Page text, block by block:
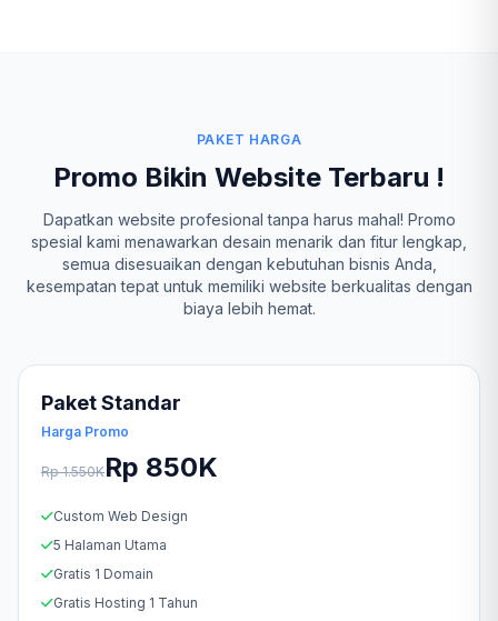
PAKET HARGA
Promo Bikin Website Terbaru !
Dapatkan website profesional tanpa harus mahal! Promo
spesial kami menawarkan desain menarik dan fitur lengkap,
semua disesuaikan dengan kebutuhan bisnis Anda,
kesempatan tepat untuk memiliki website berkualitas dengan
biaya lebih hemat.
Paket Standar
Harga Promo
Rp 1.550KRp 850K
Custom Web Design
5 Halaman Utama
Gratis 1 Domain
Gratis Hosting 1 Tahun